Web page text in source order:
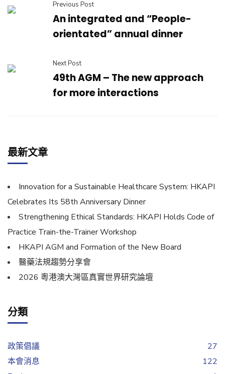
Previous Post
An integrated and “People-
orientated” annual dinner
Next Post
49th AGM – The new approach
for more interactions
最新文章
Innovation for a Sustainable Healthcare System: HKAPI
Celebrates Its 58th Anniversary Dinner
Strengthening Ethical Standards: HKAPI Holds Code of
Practice Train-the-Trainer Workshop
HKAPI AGM and Formation of the New Board
醫藥法規趨勢分享會
2026 粵港澳大灣區真實世界研究論壇
分類
政策倡議
27
本會消息
122